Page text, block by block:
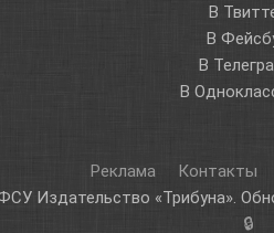
В
В
В
В
Реклама Контакты
Издательство «Трибуна».
🔒